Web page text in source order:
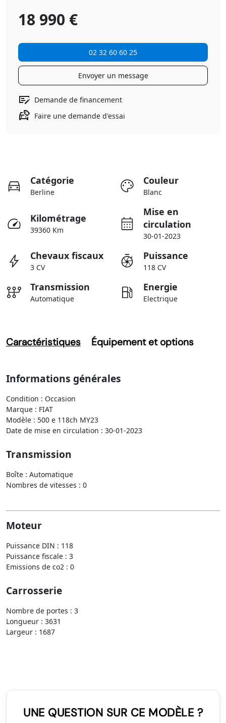
18 990 €
02 32 60 60 25
Envoyer un message
Demande de financement
Faire une demande d'essai
Catégorie
Berline
Couleur
Blanc
Kilométrage
39360 Km
Mise en
circulation
30-01-2023
Chevaux fiscaux
3 CV
Puissance
118 CV
Transmission
Automatique
Energie
Electrique
Caractéristiques Équipement et options
Informations générales
Condition : Occasion
Marque : FIAT
Modèle : 500 e 118ch MY23
Date de mise en circulation : 30-01-2023
Transmission
Boîte : Automatique
Nombres de vitesses : 0
Moteur
Puissance DIN : 118
Puissance fiscale : 3
Emissions de co2 : 0
Carrosserie
Nombre de portes : 3
Longueur : 3631
Largeur : 1687
UNE QUESTION SUR CE MODÈLE ?